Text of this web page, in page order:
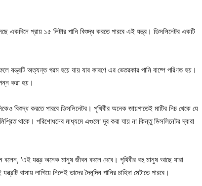
একদিনে প্রায় ১৫ লিটার পানি বিশুদ্ধ করতে পারবে এই যন্ত্র। ডিসলিনেটর একটি
যন্ত্রটি অত্যন্ত গরম হয়ে যায় যার কারণে এর ভেতরকার পানি বাষ্পে পরিণত হয়।
করা হয়।
বিশুদ্ধ করতে পারবে ডিসলিনেটর। পৃথিবীর অনেক জায়গাতেই মাটির নিচ থেকে যে
থাকে। পরিশোধনের মাধ্যমে এগুলো দূর করা যায় না কিন্তু ডিসলিনেটর দ্বারা
বলেন, ‘এই যন্ত্র অনেক মানুষ জীবন বদলে দেবে। পৃথিবীর বহু মানুষ আছে যারা
বাসায় লাগিয়ে নিলেই তাদের দৈনন্দিন পানির চাহিদা মেটাতে পারবে।